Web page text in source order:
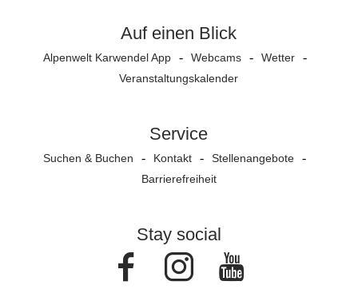
Auf einen Blick
Alpenwelt Karwendel App Webcams
Wetter
Veranstaltungs­kalender
Service
Suchen & Buchen Kontakt
Stellenangebote
Barrierefreiheit
Stay social
FacebookInstagram